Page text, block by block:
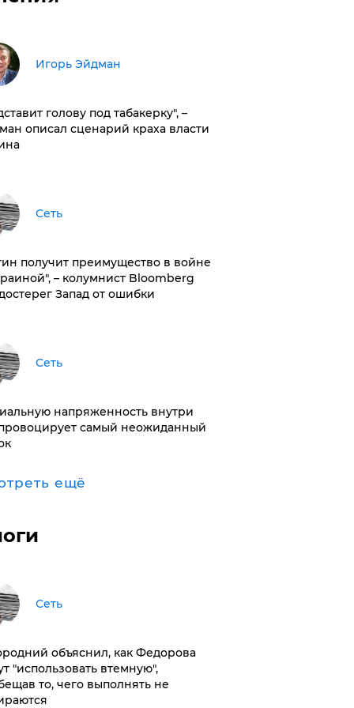
Игорь Эйдман
голову под табакерку", –
описал сценарий краха власти
Сеть
получит преимущество в войне
– колумнист Bloomberg
Запад от ошибки
Сеть
напряженность внутри
самый неожиданный
ещё
Сеть
объяснил, как Федорова
"использовать втемную",
то, чего выполнять не